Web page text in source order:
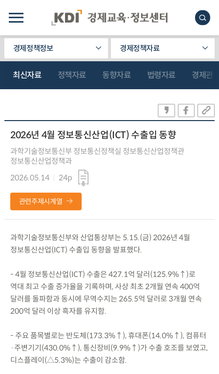
경제정책정보 경제정책자료
최신자료 정책자료 동향자료 법령자료 경제관
2026년 4월 정보통신산업(ICT) 수출입 동향
과학기술정보통신부 정보통신정책실 정보통신산업정책관
정보통신산업정책과
2026.05.14
24p
관련주제시계열
과학기술정보통신부와 산업통상부는 5.15.(금) 2026년 4월
정보통신산업(ICT) 수출입 동향을 발표했다.
- 4월 정보통신산업(ICT) 수출은 427.1억 달러(125.9%↑)로
역대 최고 수출 증가율을 기록하며, 사상 최초 2개월 연속 400억
달러를 돌파함과 동시에 무역수지는 265.5억 달러로 3개월 연속
200억 달러 이상 흑자를 유지함.
- 주요 품목별로는 반도체(173.3%↑), 휴대폰(14.0%↑), 컴퓨터
·주변기기(430.0%↑), 통신장비(9.9%↑)가 수출 호조를 보였고,
디스플레이(△5.3%)는 수출이 감소함.